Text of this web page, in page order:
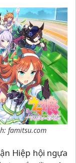
famitsu.com
Hiệp hội ngựa